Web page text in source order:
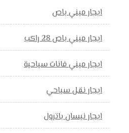
ايجار ميني باص
ايجار ميني باص 28 راكب
ايجار ميني فانات سياحية
ايجار نقل سياحي
ايجار نيسان باترول